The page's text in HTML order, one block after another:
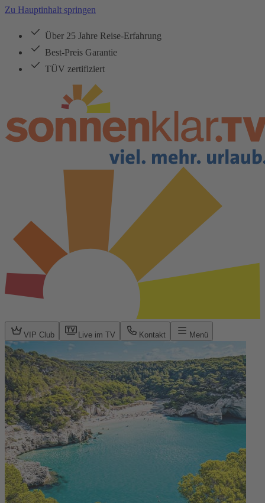
Zu Hauptinhalt springen
Über 25 Jahre Reise-Erfahrung
Best-Preis Garantie
TÜV zertifiziert
VIP Club Live im TV Kontakt Menü